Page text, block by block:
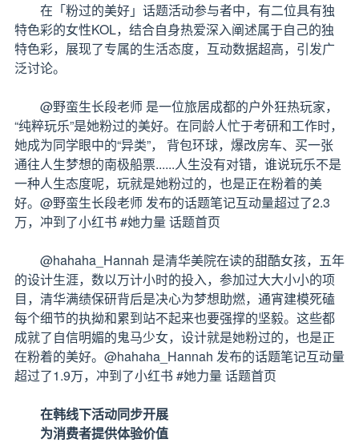
在「粉过的美好」话题活动参与者中，有二位具有独
特色彩的女性KOL，结合自身热爱深入阐述属于自己的独
特色彩，展现了专属的生活态度，互动数据超高，引发广
泛讨论。
@野蛮生长段老师 是一位旅居成都的户外狂热玩家，
“纯粹玩乐”是她粉过的美好。在同龄人忙于考研和工作时，
她成为同学眼中的“异类”， 背包环球，爆改房车、买一张
通往人生梦想的南极船票......人生没有对错，谁说玩乐不是
一种人生态度呢，玩就是她粉过的，也是正在粉着的美
好。@野蛮生长段老师 发布的话题笔记互动量超过了2.3
万，冲到了小红书 #她力量 话题首页
@hahaha_Hannah 是清华美院在读的甜酷女孩，五年
的设计生涯，数以万计小时的投入，参加过大大小小的项
目，清华满绩保研背后是决心为梦想助燃，通宵建模死磕
每个细节的执拗和累到站不起来也要强撑的坚毅。这些都
成就了自信明媚的鬼马少女，设计就是她粉过的，也是正
在粉着的美好。@hahaha_Hannah 发布的话题笔记互动量
超过了1.9万，冲到了小红书 #她力量 话题首页
在韩线下活动同步开展
为消费者提供体验价值